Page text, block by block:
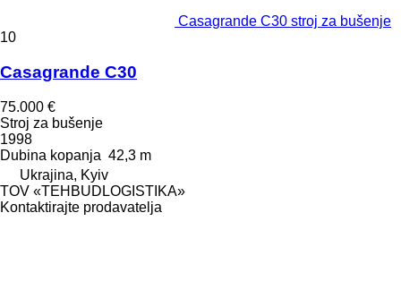
Casagrande C30 stroj za bušenje
10
Casagrande C30
75.000 €
Stroj za bušenje
1998
Dubina kopanja 42,3 m
Ukrajina, Kyiv
TOV «TEHBUDLOGISTIKA»
Kontaktirajte prodavatelja